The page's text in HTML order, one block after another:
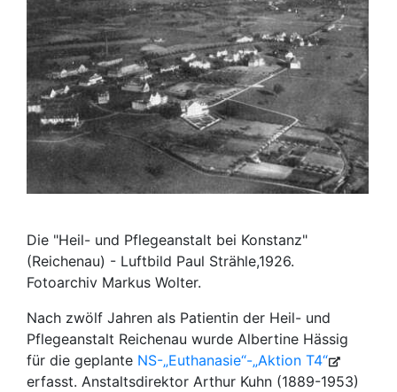
Die "Heil- und Pflegeanstalt bei Konstanz"
(Reichenau) - Luftbild Paul Strähle,1926.
Fotoarchiv Markus Wolter.
Nach zwölf Jahren als Patientin der Heil- und
Pflegeanstalt Reichenau wurde Albertine Hässig
für die geplante NS-„Euthanasie“-„Aktion T4“
erfasst. Anstaltsdirektor Arthur Kuhn (1889-1953)